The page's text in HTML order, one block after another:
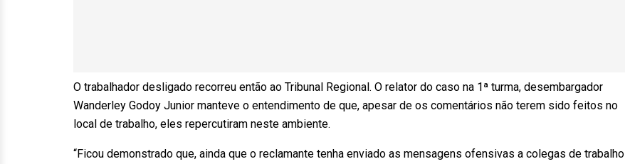
O trabalhador desligado recorreu então ao Tribunal Regional. O relator do caso na 1ª turma, desembargador
Wanderley Godoy Junior manteve o entendimento de que, apesar de os comentários não terem sido feitos no
local de trabalho, eles repercutiram neste ambiente.
“Ficou demonstrado que, ainda que o reclamante tenha enviado as mensagens ofensivas a colegas de trabalho